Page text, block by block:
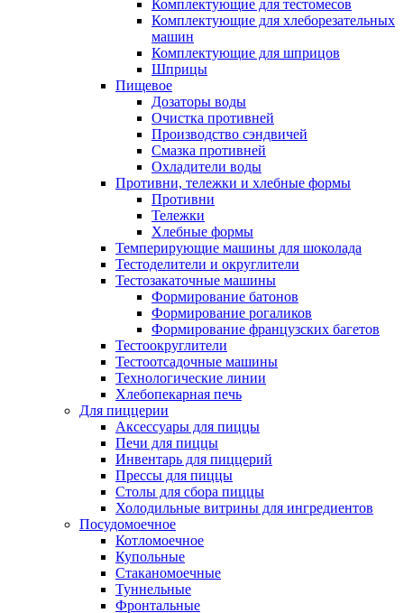
Комплектующие для тестомесов
Комплектующие для хлеборезательных
машин
Комплектующие для шприцов
Шприцы
Пищевое
Дозаторы воды
Очистка противней
Производство сэндвичей
Смазка противней
Охладители воды
Противни, тележки и хлебные формы
Противни
Тележки
Хлебные формы
Темперирующие машины для шоколада
Тестоделители и округлители
Тестозакаточные машины
Формирование батонов
Формирование рогаликов
Формирование французских багетов
Тестоокруглители
Тестоотсадочные машины
Технологические линии
Хлебопекарная печь
Для пиццерии
Аксессуары для пиццы
Печи для пиццы
Инвентарь для пиццерий
Прессы для пиццы
Столы для сбора пиццы
Холодильные витрины для ингредиентов
Посудомоечное
Котломоечное
Купольные
Стаканомоечные
Туннельные
Фронтальные